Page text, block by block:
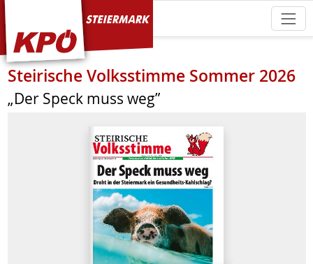
KPÖ Steiermark
Steirische Volksstimme Sommer 2026
„Der Speck muss weg”